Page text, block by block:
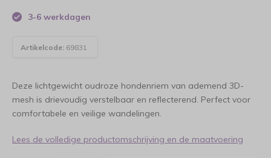
3-6 werkdagen
Artikelcode: 69831
Deze lichtgewicht oudroze hondenriem van ademend 3D-
mesh is drievoudig verstelbaar en reflecterend. Perfect voor
comfortabele en veilige wandelingen.
Lees de volledige productomschrijving en de maatvoering